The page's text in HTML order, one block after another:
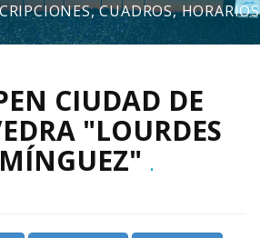
CUADROS, HORARIOS
CIUDAD DE
"LOURDES
.